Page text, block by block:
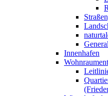
Innenhafen